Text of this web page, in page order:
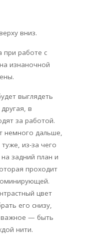
вниз.
при работе с
изнаночной
выглядеть
в
за работой.
немного дальше,
из-за чего
задний план и
проходит
цвет
его снизу,
важное — быть
нити.